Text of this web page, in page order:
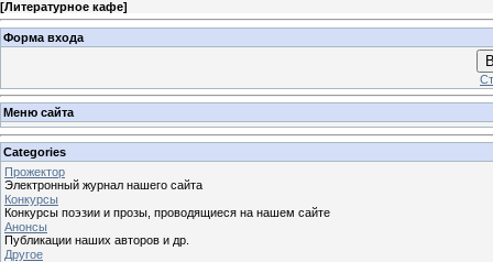
[Литературное кафе]
Форма входа
Меню сайта
Categories
Прожектор
Электронный журнал нашего сайта
Конкурсы
Конкурсы поэзии и прозы, проводящиеся на нашем сайте
Анонсы
Публикации наших авторов и др.
Другое